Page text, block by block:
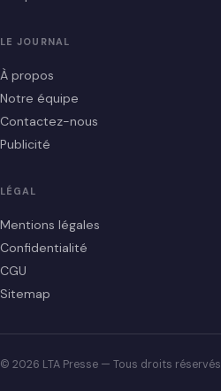
LE JOURNAL
À propos
Notre équipe
Contactez-nous
Publicité
LÉGAL
Mentions légales
Confidentialité
CGU
Sitemap
© 2026 LTA Presse — Tous droits réservés